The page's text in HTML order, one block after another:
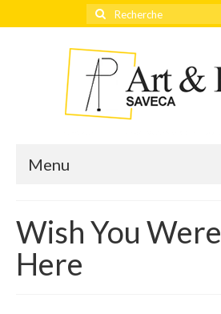
Rechercher
:
Menu
Accueil
Actualités
Wish You Were
Here